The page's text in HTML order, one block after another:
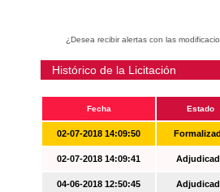
¿Desea recibir alertas con las
Histórico de la Licitación
Fecha Estado
02-07-2018 14:09:50
02-07-2018 14:09:41
04-06-2018 12:50:45